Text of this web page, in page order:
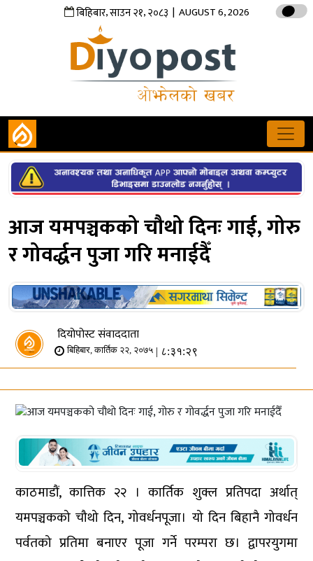
बिहिबार,साउन२१,२०८३ | AUGUST 6, 2026
आज यमपञ्चकको चौथो दिनः गाई, गोरु
र गोवर्द्धन पुजा गरि मनाईदैँ
दियोपोस्ट संवाददाता
बिहिबार, कार्तिक २२, २०७५ | ८:३१:२९
काठमाडौं, कात्तिक २२ । कार्तिक शुक्ल प्रतिपदा अर्थात्
यमपञ्चकको चौथो दिन, गोवर्धनपूजा। यो दिन बिहानै गोवर्धन
पर्वतको प्रतिमा बनाएर पूजा गर्ने परम्परा छ। द्वापरयुगमा